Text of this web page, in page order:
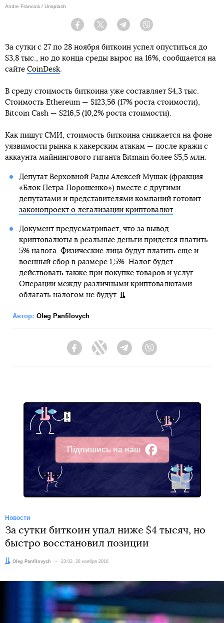
Andre Francois / Unsplash
Facebook Twitter Telegram
За сутки с 27 по 28 ноября биткоин успел опуститься до
$3,8 тыс., но до конца среды вырос на 16%, сообщается на
сайте CoinDesk.
В среду стоимость биткоина уже составляет $4,3 тыс.
Стоимость Ethereum — $123,56 (17% роста стоимости),
Bitcoin Cash — $216,5 (10,2% роста стоимости).
Как пишут СМИ, стоимость биткоина снижается на фоне
уязвимости рынка к хакерским атакам — после кражи с
аккаунта майнингового гиганта Bitmain более $5,5 млн.
Депутат Верховной Рады Алексей Мушак (фракция
«Блок Петра Порошенко») вместе с другими
депутатами и представителями компаний готовит
законопроект о легализации криптовалют.
Документ предусматривает, что за вывод
криптовалюты в реальные деньги придется платить
5% налога. Физические лица будут платить еще и
военный сбор в размере 1,5%. Налог будет
действовать также при покупке товаров и услуг.
Операции между различными криптовалютами
облагать налогом не будут.
Автор: Oleg Panfilovych
FacebookTwitter Telegram
Підпишись на наш
Facebook
Новости
За сутки биткоин упал ниже $4 тысяч, но
быстро восстановил позиции
Автор:
Oleg Panfilovych Дата:
23:02, 28 ноября 2018